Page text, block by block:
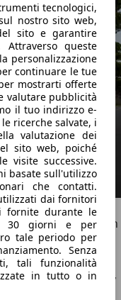
tecnologici,
nostro sito web,
sito e garantire
Attraverso queste
personalizzazione
continuare le tue
mostrarti offerte
valutare pubblicità
il tuo indirizzo e-
ricerche salvate, i
valutazione dei
sito web, poiché
visite successive.
basate sull'utilizzo
che contatti.
dai fornitori
fornite durante le
30 giorni e per
tale periodo per
Senza
tali funzionalità
in tutto o in
la Seal U non
assistenti alla
allestimento la
versione base Boost,
il mantenitore